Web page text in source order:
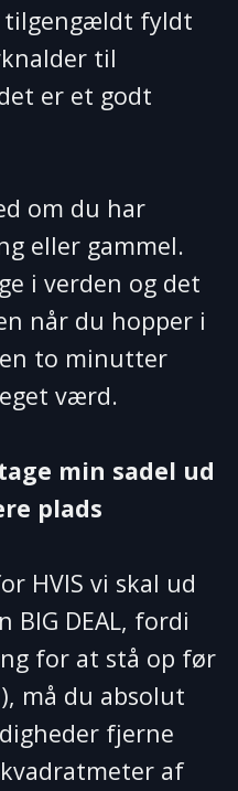
tilgengældt fyldt
til
er et godt
om du har
eller gammel.
i verden og det
når du hopper i
to minutter
værd.
min sadel ud
plads
HVIS vi skal ud
DEAL, fordi
for at stå op før
må du absolut
fjerne
af